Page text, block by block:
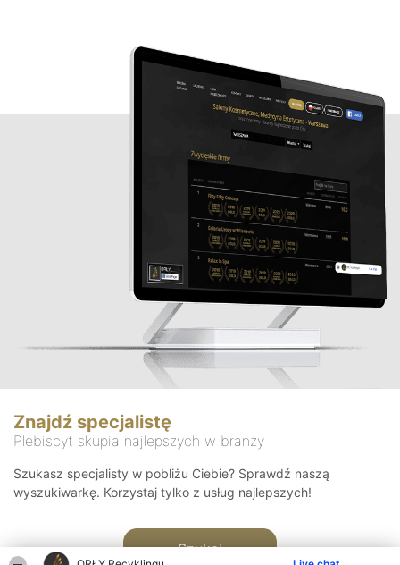
Znajdź specjalistę
Plebiscyt skupia najlepszych w branży
Szukasz specjalisty w pobliżu Ciebie? Sprawdź naszą
wyszukiwarkę. Korzystaj tylko z usług najlepszych!
Szukaj